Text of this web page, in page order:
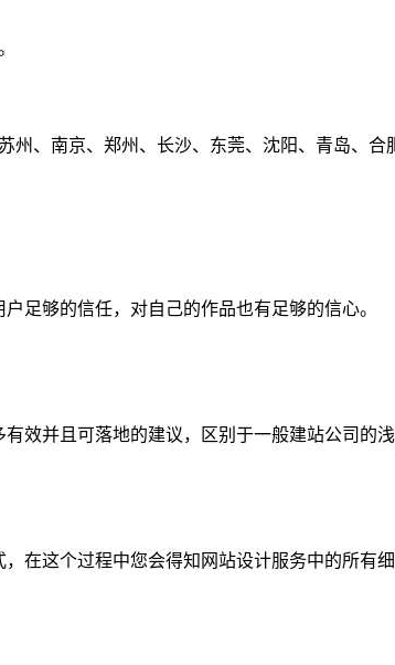
、南京、郑州、长沙、东莞、沈阳、青岛、合
足够的信任，对自己的作品也有足够的信心。
效并且可落地的建议，区别于一般建站公司的
在这个过程中您会得知网站设计服务中的所有